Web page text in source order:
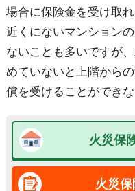
場合に保険金を受け取
近くにないマンション
ないことも多いですが
めていないと上階から
償を受けることができな
火災保
火災